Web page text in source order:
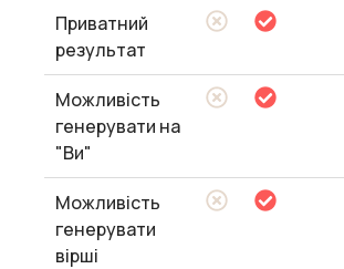
Приватний
результат
Можливість
генерувати на
"Ви"
Можливість
генерувати
вірші